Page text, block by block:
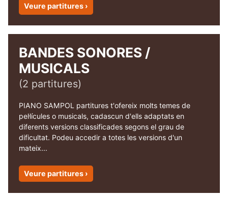
Nivell 3
Bloc
Contacte
Compte
Youtube
Veure partitures ›
BANDES SONORES /
MUSICALS
(2 partitures)
PIANO SAMPOL partitures t'ofereix molts temes de
pel·lícules o musicals, cadascun d'ells adaptats en
diferents versions classificades segons el grau de
dificultat. Podeu accedir a totes les versions d'un
mateix...
Veure partitures ›